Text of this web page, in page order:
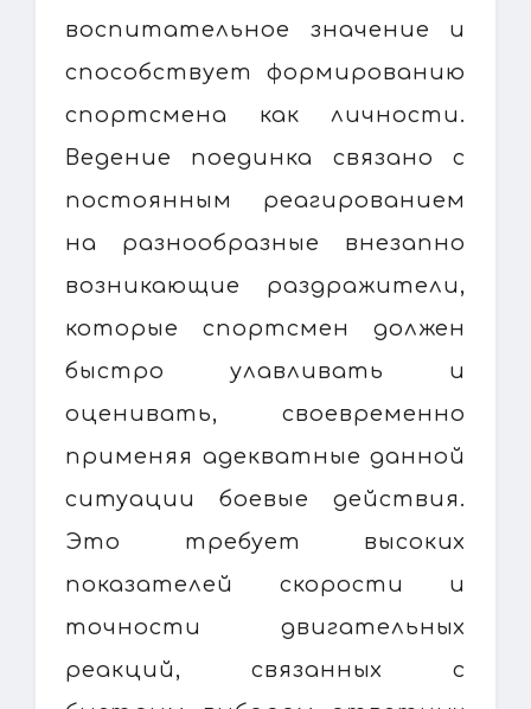
воспитательное значение и
способствует формированию
спортсмена как личности.
Ведение поединка связано с
постоянным реагированием
на разнообразные внезапно
возникающие раздражители,
которые спортсмен должен
быстро улавливать и
оценивать, своевременно
применяя адекватные данной
ситуации боевые действия.
Это требует высоких
показателей скорости и
точности двигательных
реакций, связанных с